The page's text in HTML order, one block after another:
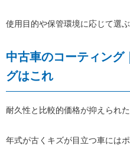
使用目的や保管環境に応じて選
中古車のコーティング
グはこれ
耐久性と比較的価格が抑えられ
年式が古くキズが目立つ車には